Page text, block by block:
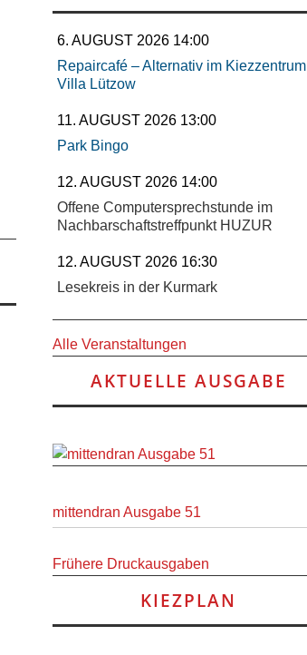
6. AUGUST 2026 14:00
Repaircafé – Alternativ im Kiezzentrum
Villa Lützow
11. AUGUST 2026 13:00
Park Bingo
12. AUGUST 2026 14:00
Offene Computersprechstunde im
Nachbarschaftstreffpunkt HUZUR
12. AUGUST 2026 16:30
Lesekreis in der Kurmark
Alle Veranstaltungen
AKTUELLE AUSGABE
mittendran Ausgabe 51
Frühere Druckausgaben
KIEZPLAN